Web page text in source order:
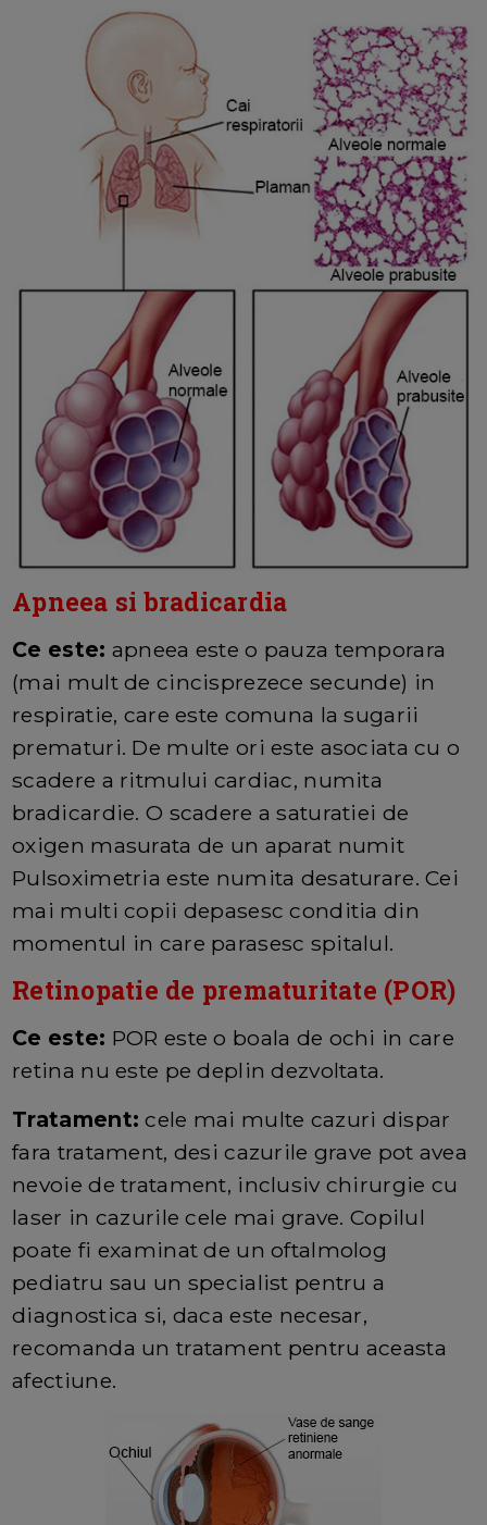
Apneea si bradicardia
Ce este: apneea este o pauza temporara
(mai mult de cincisprezece secunde) in
respiratie, care este comuna la sugarii
prematuri. De multe ori este asociata cu o
scadere a ritmului cardiac, numita
bradicardie. O scadere a saturatiei de
oxigen masurata de un aparat numit
Pulsoximetria este numita desaturare. Cei
mai multi copii depasesc conditia din
momentul in care parasesc spitalul.
Retinopatie de prematuritate (POR)
Ce este: POR este o boala de ochi in care
retina nu este pe deplin dezvoltata.
Tratament: cele mai multe cazuri dispar
fara tratament, desi cazurile grave pot avea
nevoie de tratament, inclusiv chirurgie cu
laser in cazurile cele mai grave. Copilul
poate fi examinat de un oftalmolog
pediatru sau un specialist pentru a
diagnostica si, daca este necesar,
recomanda un tratament pentru aceasta
afectiune.